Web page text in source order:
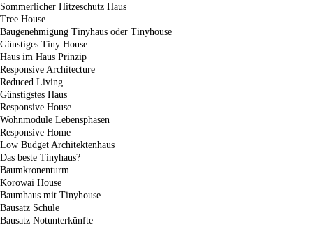
Sommerlicher Hitzeschutz Haus
Tree House
Baugenehmigung Tinyhaus oder Tinyhouse
Günstiges Tiny House
Haus im Haus Prinzip
Responsive Architecture
Reduced Living
Günstigstes Haus
Responsive House
Wohnmodule Lebensphasen
Responsive Home
Low Budget Architektenhaus
Das beste Tinyhaus?
Baumkronenturm
Korowai House
Baumhaus mit Tinyhouse
Bausatz Schule
Bausatz Notunterkünfte